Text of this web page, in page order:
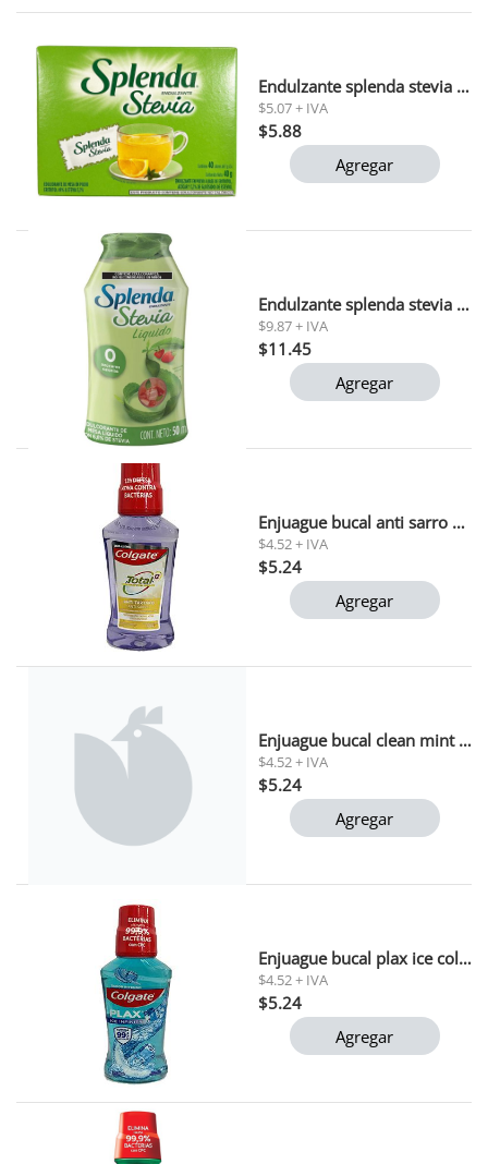
Endulzante splenda stevia 40g
$5.07 + IVA
$5.88
Agregar
Endulzante splenda stevia liquido 50ml 1x2x6
$9.87 + IVA
$11.45
Agregar
Enjuague bucal anti sarro colgate total 12 250 ml
$4.52 + IVA
$5.24
Agregar
Enjuague bucal clean mint colgate total 250 ml
$4.52 + IVA
$5.24
Agregar
Enjuague bucal plax ice colgate 250 ml
$4.52 + IVA
$5.24
Agregar